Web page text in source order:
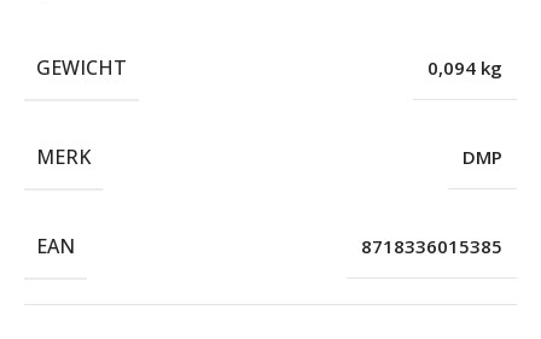
GEWICHT 0,094 kg
MERK DMP
EAN 8718336015385